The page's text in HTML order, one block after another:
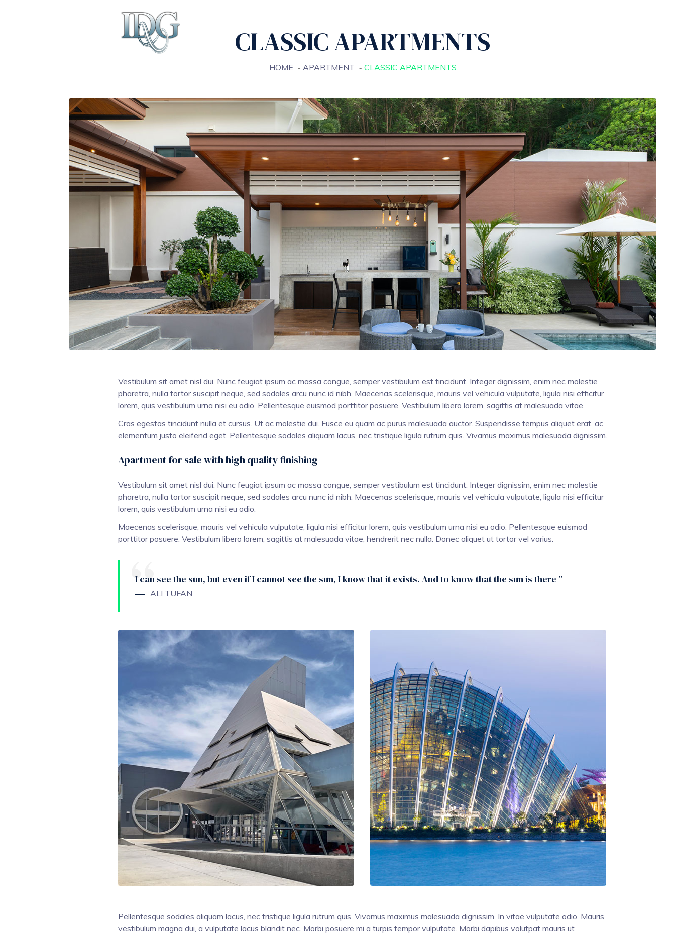
CLASSIC APARTMENTS
HOME APARTMENT CLASSIC APARTMENTS
Vestibulum sit amet nisl dui. Nunc feugiat ipsum ac massa congue, semper vestibulum est tincidunt. Integer dignissim, enim nec molestie
pharetra, nulla tortor suscipit neque, sed sodales arcu nunc id nibh. Maecenas scelerisque, mauris vel vehicula vulputate, ligula nisi efficitur
lorem, quis vestibulum urna nisi eu odio. Pellentesque euismod porttitor posuere. Vestibulum libero lorem, sagittis at malesuada vitae.
Cras egestas tincidunt nulla et cursus. Ut ac molestie dui. Fusce eu quam ac purus malesuada auctor. Suspendisse tempus aliquet erat, ac
elementum justo eleifend eget. Pellentesque sodales aliquam lacus, nec tristique ligula rutrum quis. Vivamus maximus malesuada dignissim.
Apartment for sale with high quality finishing
Vestibulum sit amet nisl dui. Nunc feugiat ipsum ac massa congue, semper vestibulum est tincidunt. Integer dignissim, enim nec molestie
pharetra, nulla tortor suscipit neque, sed sodales arcu nunc id nibh. Maecenas scelerisque, mauris vel vehicula vulputate, ligula nisi efficitur
lorem, quis vestibulum urna nisi eu odio.
Maecenas scelerisque, mauris vel vehicula vulputate, ligula nisi efficitur lorem, quis vestibulum urna nisi eu odio. Pellentesque euismod
porttitor posuere. Vestibulum libero lorem, sagittis at malesuada vitae, hendrerit nec nulla. Donec aliquet ut tortor vel varius.
I can see the sun, but even if I cannot see the sun, I know that it exists. And to know that the sun is there ”
ALI TUFAN
Pellentesque sodales aliquam lacus, nec tristique ligula rutrum quis. Vivamus maximus malesuada dignissim. In vitae vulputate odio. Mauris
vestibulum magna dui, a vulputate lacus blandit nec. Morbi posuere mi a turpis tempor vulputate. Morbi dapibus volutpat mauris ut